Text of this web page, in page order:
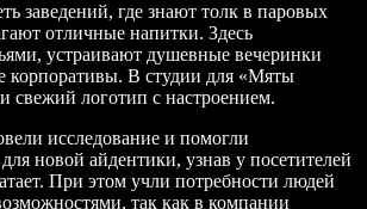
заведений, где знают толк в паровых
отличные напитки. Здесь
устраивают душевные вечеринки
корпоративы. В студии для «Мяты
свежий логотип с настроением.
исследование и помогли
новой айдентики, узнав у посетителей
При этом учли потребности людей
так как в компании